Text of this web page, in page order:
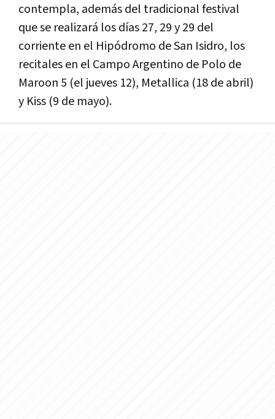
contempla, además del tradicional festival
que se realizará los días 27, 29 y 29 del
corriente en el Hipódromo de San Isidro, los
recitales en el Campo Argentino de Polo de
Maroon 5 (el jueves 12), Metallica (18 de abril)
y Kiss (9 de mayo).